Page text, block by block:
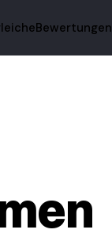
Bewertungen